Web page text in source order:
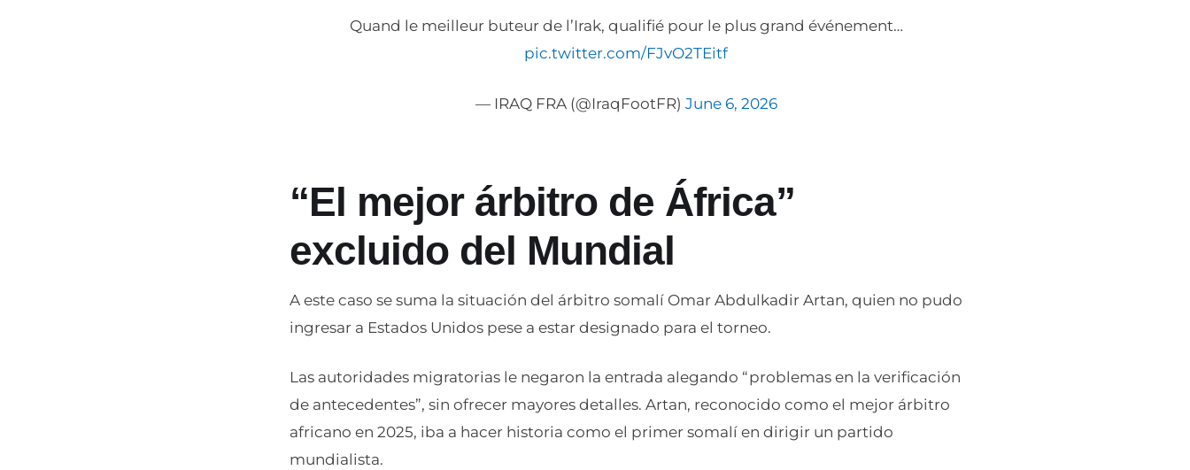
Quand le meilleur buteur de l’Irak, qualifié pour le plus grand événement…
pic.twitter.com/FJvO2TEitf
— IRAQ FRA (@IraqFootFR) June 6, 2026
“El mejor árbitro de África”
excluido del Mundial
A este caso se suma la situación del árbitro somalí Omar Abdulkadir Artan, quien no pudo
ingresar a Estados Unidos pese a estar designado para el torneo.
Las autoridades migratorias le negaron la entrada alegando “problemas en la verificación
de antecedentes”, sin ofrecer mayores detalles. Artan, reconocido como el mejor árbitro
africano en 2025, iba a hacer historia como el primer somalí en dirigir un partido
mundialista.